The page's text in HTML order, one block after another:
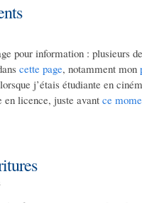
pour information : plusieurs
cette page, notamment mon
j’étais étudiante en
en licence, juste avant ce